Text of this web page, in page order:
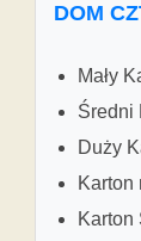
DOM
Mały
Średni
Duży
Karton
Karton